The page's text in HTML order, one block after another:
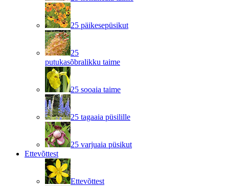
25 päikesepüsikut
25
putukasõbralikku taime
25 sooaia taime
25 tagaaia püsilille
25 varjuaia püsikut
Ettevõttest
Ettevõttest